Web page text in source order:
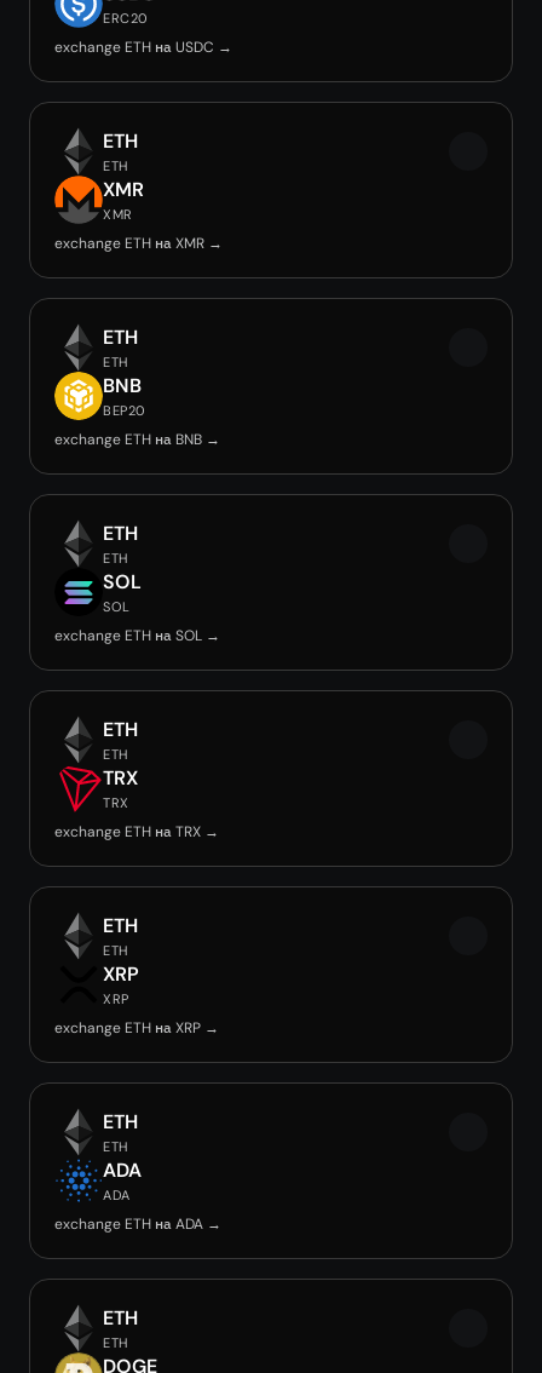
ERC20
exchange ETH на USDC →
ETH
ETH
XMR
XMR
exchange ETH на XMR →
ETH
ETH
BNB
BEP20
exchange ETH на BNB →
ETH
ETH
SOL
SOL
exchange ETH на SOL →
ETH
ETH
TRX
TRX
exchange ETH на TRX →
ETH
ETH
XRP
XRP
exchange ETH на XRP →
ETH
ETH
ADA
ADA
exchange ETH на ADA →
ETH
ETH
DOGE